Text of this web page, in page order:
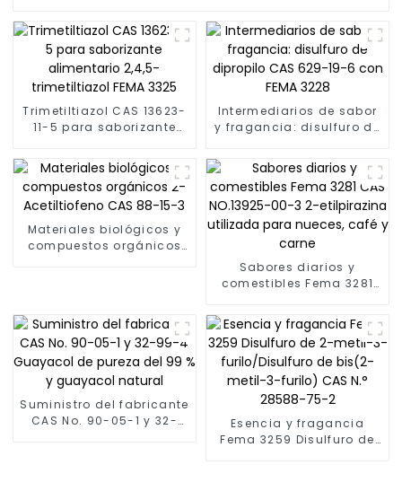
Trimetiltiazol CAS 13623-
11-5 para saborizante
trimetiltiazol FEMA 3325
Intermediarios de sabor
y fragancia: disulfuro de
con FEMA 3228
Materiales biológicos y
compuestos orgánicos
Sabores diarios y
comestibles Fema 3281
etilpirazina utilizada
para nueces, café y
carne
Suministro del fabricante
CAS No. 90-05-1 y 32-
Esencia y fragancia
Fema 3259 Disulfuro de